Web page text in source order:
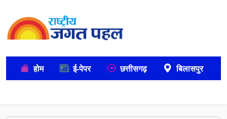
होम ई-पेपर छत्तीसगढ़ बिलासपुर